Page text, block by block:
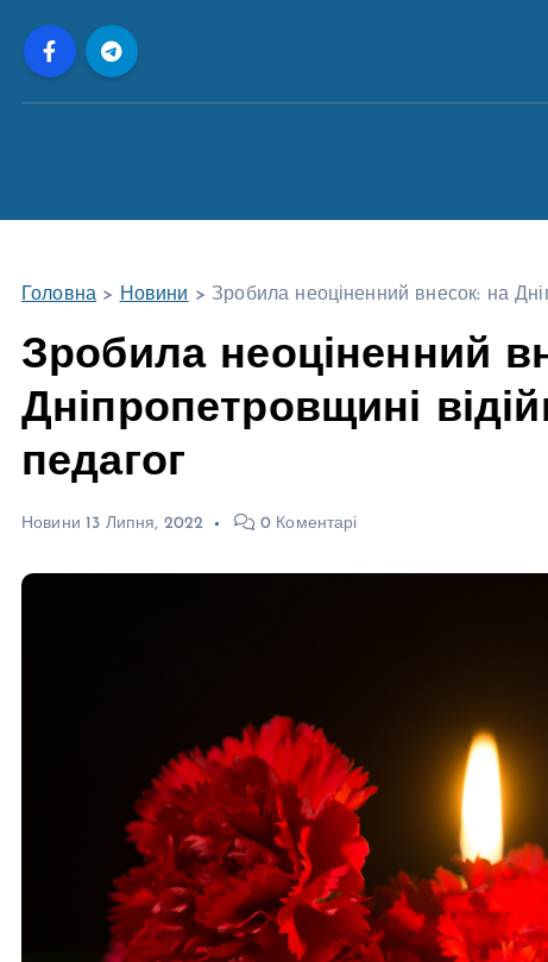
Головна > Новини > Зробила неоціненний внесок: на
Зробила неоціненний
Дніпропетровщині
педагог
Новини 13 Липня, 2022 0 Коментарі